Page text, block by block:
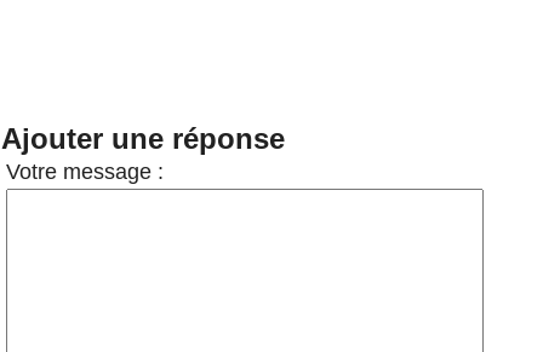
Ajouter une réponse
Votre message :